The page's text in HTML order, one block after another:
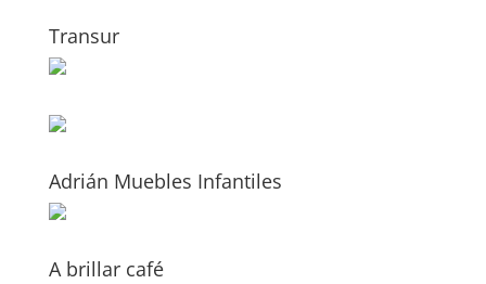
Transur
Adrián Muebles Infantiles
A brillar café